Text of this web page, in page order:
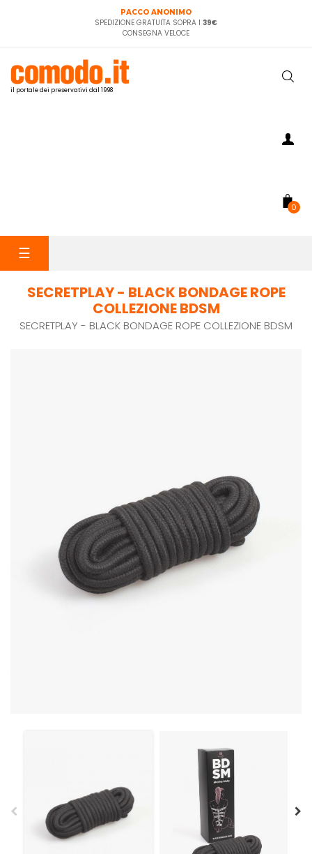
PACCO ANONIMO
SPEDIZIONE GRATUITA SOPRA I 39€
CONSEGNA VELOCE
il portale dei preservativi dal 1998
0
navigazione
☰
SECRETPLAY - BLACK BONDAGE ROPE
COLLEZIONE BDSM
SECRETPLAY - BLACK BONDAGE ROPE COLLEZIONE BDSM